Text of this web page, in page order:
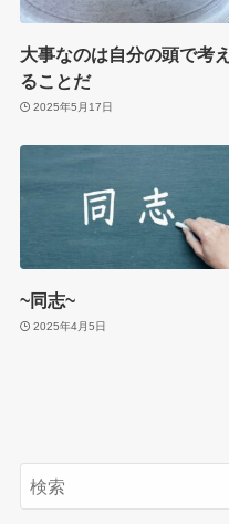
大事なのは自分の頭で考え
ることだ
2025年5月17日
~同志~
2025年4月5日